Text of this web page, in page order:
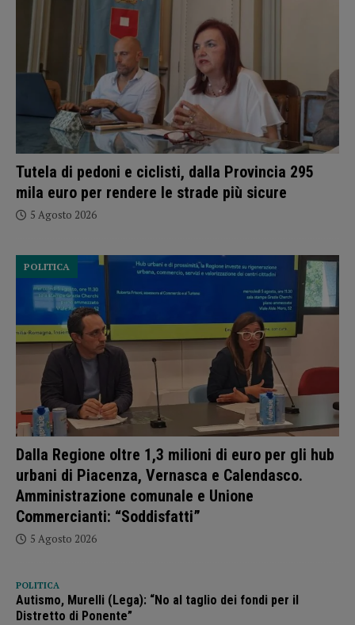
Tutela di pedoni e ciclisti, dalla Provincia 295
mila euro per rendere le strade più sicure
5 Agosto 2026
Dalla Regione oltre 1,3 milioni di euro per gli hub
urbani di Piacenza, Vernasca e Calendasco.
Amministrazione comunale e Unione
Commercianti: “Soddisfatti”
POLITICA
5 Agosto 2026
POLITICA
Autismo, Murelli (Lega): “No al taglio dei fondi per il
Distretto di Ponente”